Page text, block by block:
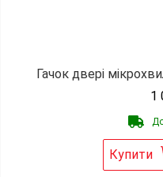
Гачок двері
1
Купити